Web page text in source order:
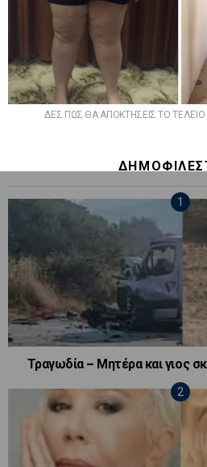
ΔΕΣ ΠΩΣ ΘΑ ΑΠΟΚΤΗΣΕΙΣ ΤΟ ΤΕΛΕΙΟ
Τραγωδία – Μητέρα και γιος